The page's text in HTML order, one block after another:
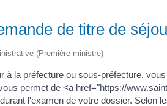
de titre de
(Première ministre)
à la préfecture ou sous-préfecture,
permet de <a href="https://
l'examen de votre dossier. Selon